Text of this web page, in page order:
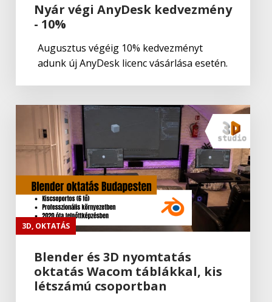
Nyár végi AnyDesk kedvezmény
- 10%
Augusztus végéig 10% kedvezményt
adunk új AnyDesk licenc vásárlása esetén.
3D, OKTATÁS
Blender és 3D nyomtatás
oktatás Wacom táblákkal, kis
létszámú csoportban